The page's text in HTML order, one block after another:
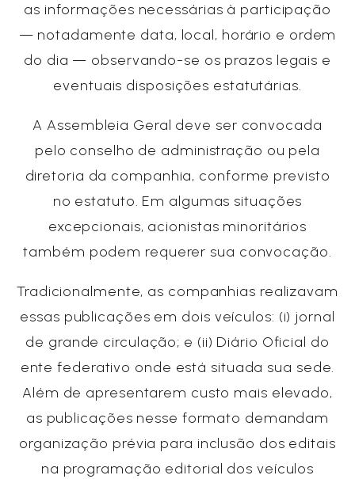
as informações necessárias à participação
— notadamente data, local, horário e ordem
do dia — observando-se os prazos legais e
eventuais disposições estatutárias.
A Assembleia Geral deve ser convocada
pelo conselho de administração ou pela
diretoria da companhia, conforme previsto
no estatuto. Em algumas situações
excepcionais, acionistas minoritários
também podem requerer sua convocação.
Tradicionalmente, as companhias realizavam
essas publicações em dois veículos: (i) jornal
de grande circulação; e (ii) Diário Oficial do
ente federativo onde está situada sua sede.
Além de apresentarem custo mais elevado,
as publicações nesse formato demandam
organização prévia para inclusão dos editais
na programação editorial dos veículos